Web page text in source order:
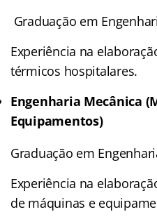
Graduação em
Experiência na
térmicos hospitalares.
Engenharia Mecânica
Equipamentos)
Graduação em
Experiência na
de máquinas e